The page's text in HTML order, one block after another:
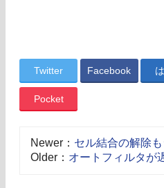
Twitter Facebook
Pocket
Newer： セル結合の解除
Older： オートフィルタが